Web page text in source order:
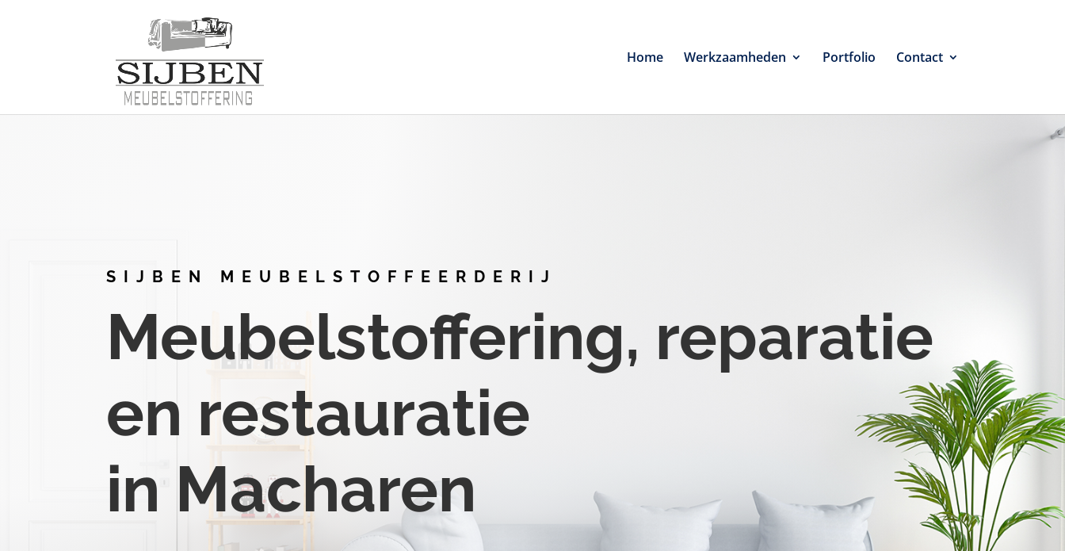
Home Werkzaamheden Portfolio Contact
SIJBEN MEUBELSTOFFEERDERIJ
Meubelstoffering, reparatie
en restauratie
in Macharen